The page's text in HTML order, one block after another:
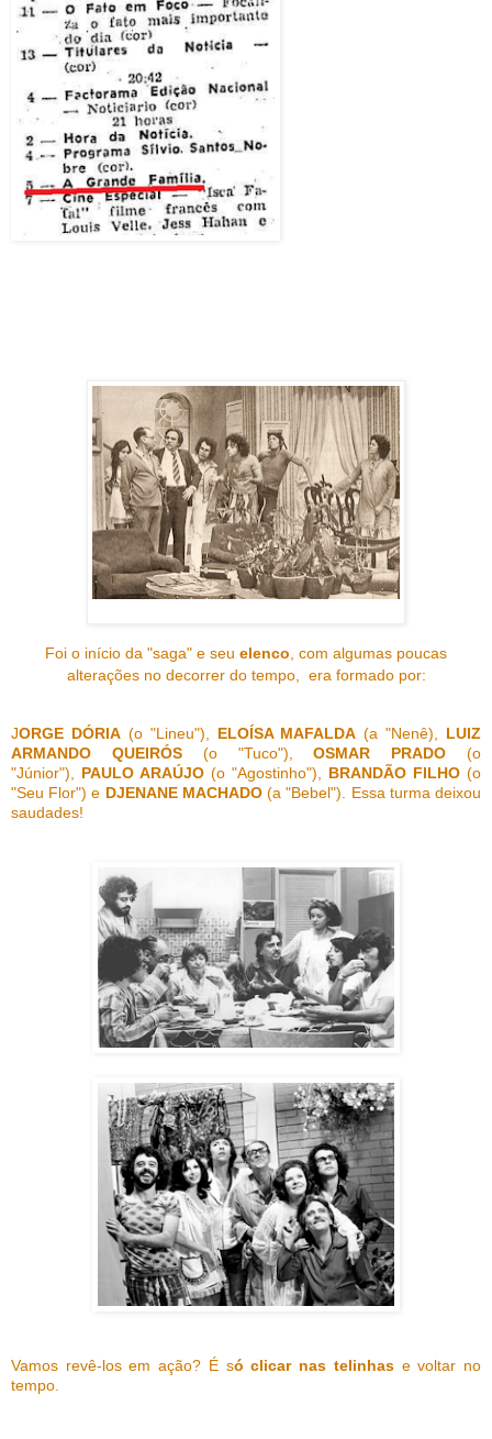
Foi o início da "saga" e seu elenco , com algumas poucas
alterações no decorrer do tempo, era formado por:
JORGE DÓRIA(o "Lineu"), ELOÍSA MAFALDA (a "Nenê), LUIZ
ARMANDO QUEIRÓS(o "Tuco"),OSMAR PRADO(o
"Júnior"), PAULO ARAÚJO (o "Agostinho"), BRANDÃO FILHO (o
"Seu Flor") e DJENANE MACHADO(a "Bebel"). Essa turma deixou
saudades!
Vamos revê-los em ação? É só clicar nas telinhas e voltar no
tempo.